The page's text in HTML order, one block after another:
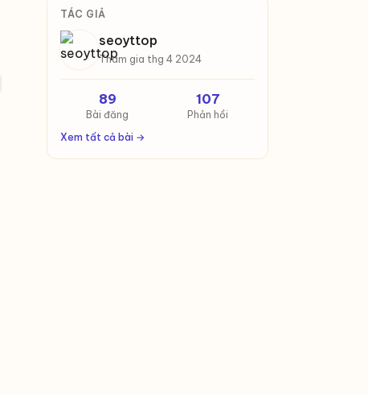
TÁC GIẢ
seoyttop
Tham gia thg 4 2024
89
Bài đăng
107
Phản hồi
Xem tất cả bài →